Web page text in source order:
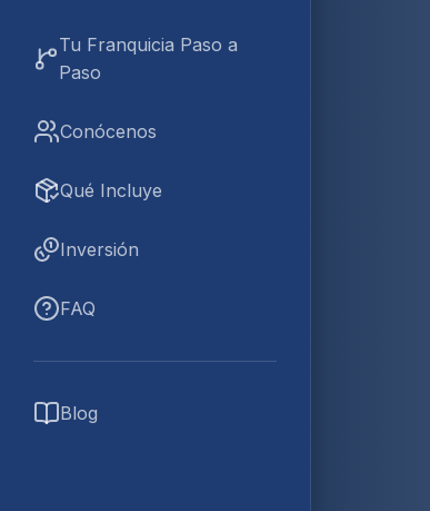
Tu Franquicia Paso a
Paso
Conócenos
Qué Incluye
Inversión
FAQ
Blog